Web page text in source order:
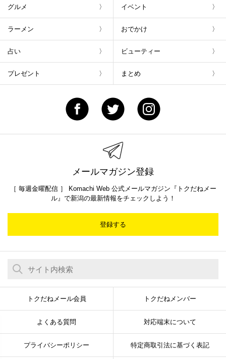
グルメ イベント
ラーメン おでかけ
占い ビューティー
プレゼント まとめ
メールマガジン登録
［ 毎週金曜配信 ］ Komachi Web 公式メールマガジン『トクだねメー
ル』で新潟の最新情報をチェックしよう！
登録する
トクだねメール会員 トクだねメンバー
よくある質問 対応端末について
プライバシーポリシー 特定商取引法に基づく表記